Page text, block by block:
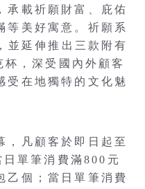
承載祈願財富、庇佑
等美好寓意。祈願系
並延伸推出三款附有
，深受國內外顧客
受在地獨特的文化魅
，凡顧客於即日起至
單筆消費滿800元
乙個；當日單筆消費